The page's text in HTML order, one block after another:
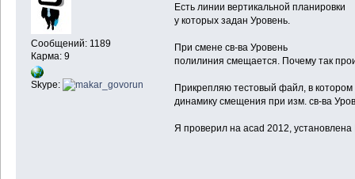
Сообщений: 1189
Карма: 9
Skype:
Есть линии вертикальной планировки
у которых задан Уровень.
При смене св-ва Уровень
полилиния смещается. Почему так
Прикрепляю тестовый файл, в котором
динамику смещения при изм. св-ва
Я проверил на acad 2012,